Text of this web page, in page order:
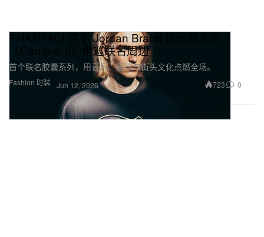
Fashion 时装
PHANTACI 携手 Jordan Brand 推出周杰伦
《Carnival II》世巡联名周边
首个联名胶囊系列，用音乐、篮球与街头文化点燃全场。
Jun 12, 2026 723 0